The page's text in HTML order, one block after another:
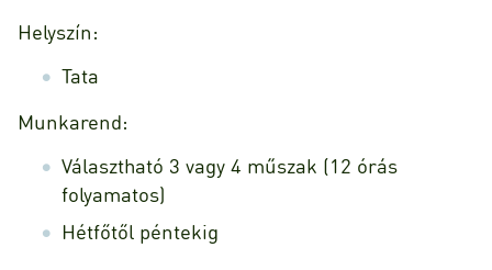
Helyszín:
Tata
Munkarend:
Választható 3 vagy 4 műszak (12 órás
folyamatos)
Hétfőtől péntekig